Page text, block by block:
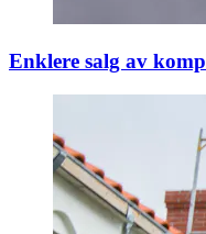
Enklere salg av